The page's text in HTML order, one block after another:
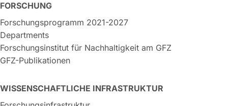
FORSCHUNG
Forschungsprogramm 2021-2027
Departments
Forschungsinstitut für Nachhaltigkeit am GFZ
GFZ-Publikationen
WISSENSCHAFTLICHE INFRASTRUKTUR